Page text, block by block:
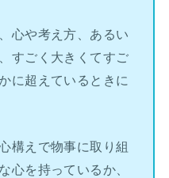
心や考え方、あるい
すごく大きくてすご
に超えているときに
構えで物事に取り組
心を持っているか、